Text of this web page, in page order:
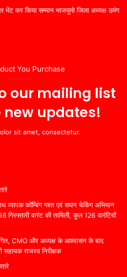
भेंट कर किया सम्मान भाजयुमो जिला अध्यक्ष उमंग
You Purchase
our mailing list
new updates!
sit amet, consectetur.
व्यापक कॉम्बिंग गश्त एवं सघन चेकिंग अभियान
गिरफ्तारी वारंट की तामिली, कुल 126 वारंटियों
CMO और अध्यक्ष के आश्वासन के बाद
सहायक राजस्व निरीक्षक